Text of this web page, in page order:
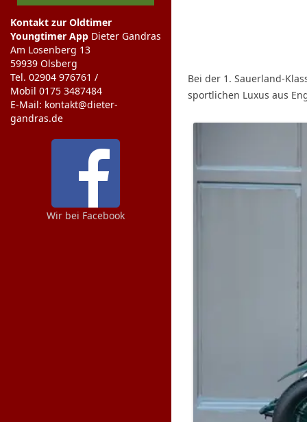
Kontakt zur Oldtimer
Youngtimer App Dieter Gandras
Am Losenberg 13
59939 Olsberg
Tel. 02904 976761 /
Mobil 0175 3487484
E-Mail: kontakt@dieter-
gandras.de
Wir bei Facebook
Bei der 1. Sauerland-
sportlichen Luxus aus